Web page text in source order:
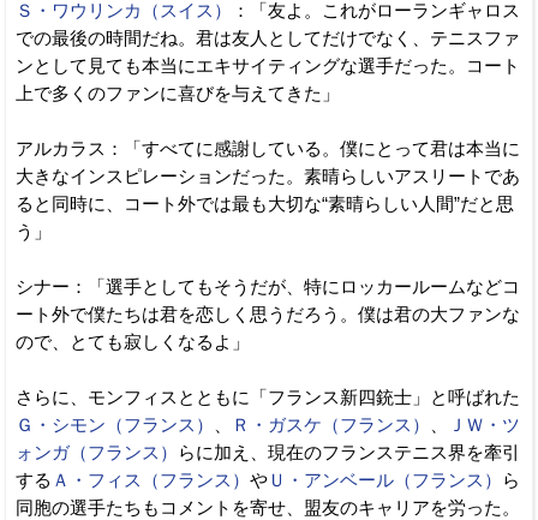
Ｓ・ワウリンカ（スイス）
：「友よ。これがローランギャロス
での最後の時間だね。君は友人としてだけでなく、テニスファ
ンとして見ても本当にエキサイティングな選手だった。コート
上で多くのファンに喜びを与えてきた」
アルカラス：「すべてに感謝している。僕にとって君は本当に
大きなインスピレーションだった。素晴らしいアスリートであ
ると同時に、コート外では最も大切な“素晴らしい人間”だと思
う」
シナー：「選手としてもそうだが、特にロッカールームなどコ
ート外で僕たちは君を恋しく思うだろう。僕は君の大ファンな
ので、とても寂しくなるよ」
さらに、モンフィスとともに「フランス新四銃士」と呼ばれた
Ｇ・シモン（フランス）
Ｒ・ガスケ（フランス）
ＪＷ・ツ
ォンガ（フランス）
らに加え、現在のフランステニス界を牽引
する Ａ・フィス（フランス） や Ｕ・アンベール（フランス）
ら
同胞の選手たちもコメントを寄せ、盟友のキャリアを労った。